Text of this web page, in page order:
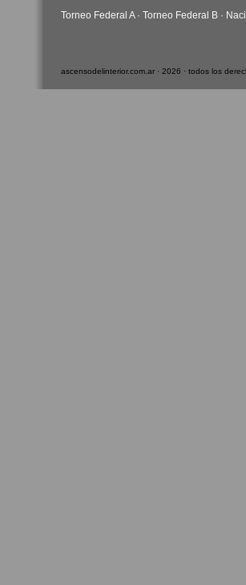
Torneo Federal A· Torneo Federal B ·
ascensodelinterior.com.ar · 2026 · todos los